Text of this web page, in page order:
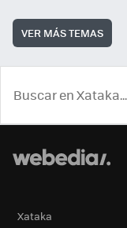
VER MÁS TEMAS
Xataka